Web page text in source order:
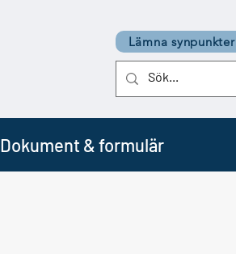
Lämna synpunkter
Dokument & formulär